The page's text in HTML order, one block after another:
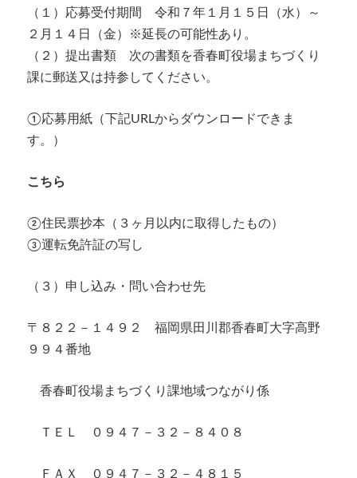
（１）応募受付期間 令和７年１月１５日（水）～
２月１４日（金）※延長の可能性あり。
（２）提出書類 次の書類を香春町役場まちづくり
課に郵送又は持参してください。
①応募用紙（下記URLからダウンロードできま
す。）
こちら
②住民票抄本（３ヶ月以内に取得したもの）
③運転免許証の写し
（３）申し込み・問い合わせ先
〒８２２－１４９２ 福岡県田川郡香春町大字高野
９９４番地
香春町役場まちづくり課地域つながり係
ＴＥＬ ０９４７－３２－８４０８
ＦＡＸ ０９４７－３２－４８１５